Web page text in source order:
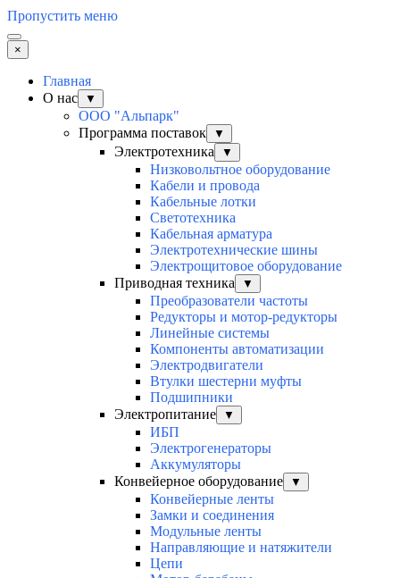
Пропустить меню
×
Главная
О нас
▼
ООО "Альпарк"
Программа поставок
▼
Электротехника ▼
Низковольтное оборудование
Кабели и провода
Кабельные лотки
Светотехника
Кабельная арматура
Электротехнические шины
Электрощитовое оборудование
Приводная техника
▼
Преобразователи частоты
Редукторы и мотор-редукторы
Линейные системы
Компоненты автоматизации
Электродвигатели
Втулки шестерни муфты
Подшипники
Электропитание
▼
ИБП
Электрогенераторы
Аккумуляторы
Конвейерное оборудование
▼
Конвейерные ленты
Замки и соединения
Модульные ленты
Направляющие и натяжители
Цепи